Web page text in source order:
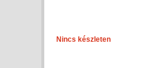
Nincs készleten